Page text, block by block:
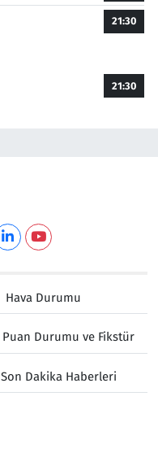
21:30
21:30
Hava Durumu
Puan Durumu ve Fikstür
Son Dakika Haberleri